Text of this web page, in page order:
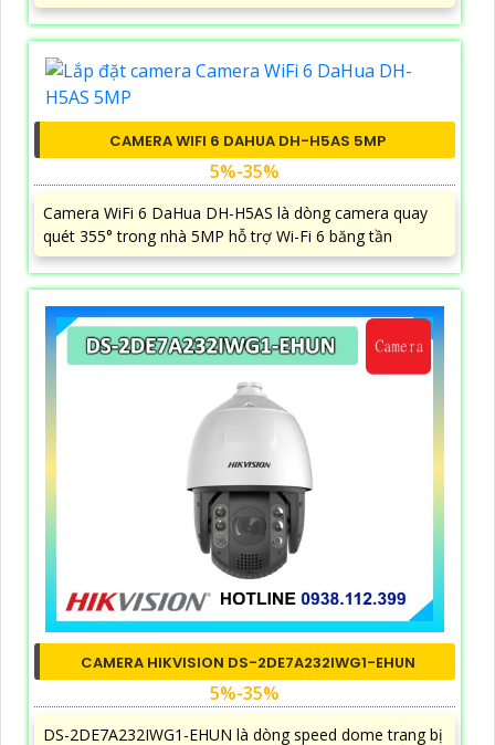
CAMERA WIFI 6 DAHUA DH-H5AS 5MP
5%-35%
Camera WiFi 6 DaHua DH-H5AS là dòng camera quay
quét 355° trong nhà 5MP hỗ trợ Wi-Fi 6 băng tần
CAMERA HIKVISION DS-2DE7A232IWG1-EHUN
5%-35%
DS-2DE7A232IWG1-EHUN là dòng speed dome trang bị